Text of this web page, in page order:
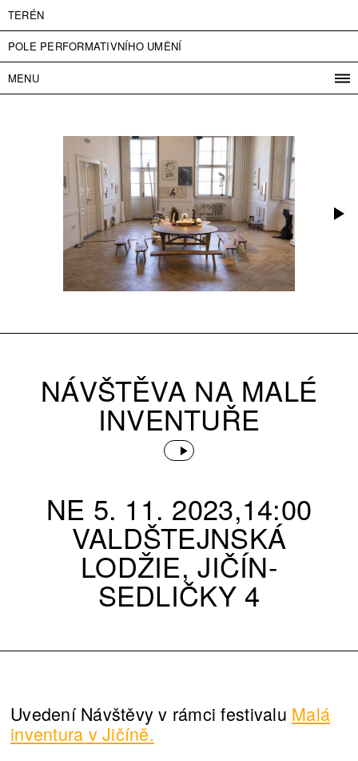
TERÉN
POLE PERFORMATIVNÍHO UMĚNÍ
MENU
VSTUPNÉ
PARTNEŘI
ENGLISH
NÁVŠTĚVA NA MALÉ
INVENTUŘE
NE 5. 11. 2023,14:00
VALDŠTEJNSKÁ
LODŽIE, JIČÍN-
SEDLIČKY 4
Uvedení Návštěvy v rámci festivalu Malá
inventura v Jičíně.